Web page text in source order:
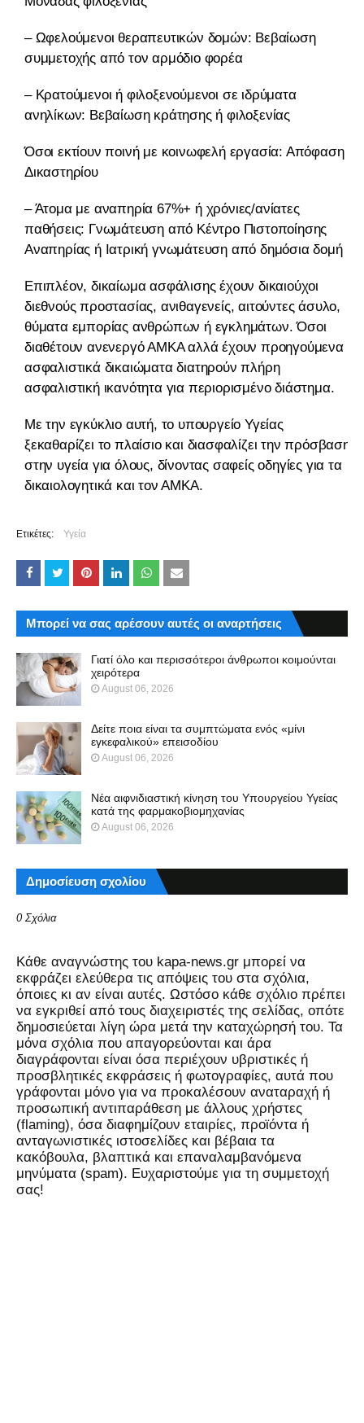
– Ωφελούμενοι θεραπευτικών δομών: Βεβαίωση
συμμετοχής από τον αρμόδιο φορέα
– Κρατούμενοι ή φιλοξενούμενοι σε ιδρύματα
ανηλίκων: Βεβαίωση κράτησης ή φιλοξενίας
Όσοι εκτίουν ποινή με κοινωφελή εργασία: Απόφαση
Δικαστηρίου
– Άτομα με αναπηρία 67%+ ή χρόνιες/ανίατες
παθήσεις: Γνωμάτευση από Κέντρο Πιστοποίησης
Αναπηρίας ή Ιατρική γνωμάτευση από δημόσια δομή
Επιπλέον, δικαίωμα ασφάλισης έχουν δικαιούχοι
διεθνούς προστασίας, ανιθαγενείς, αιτούντες άσυλο,
θύματα εμπορίας ανθρώπων ή εγκλημάτων. Όσοι
διαθέτουν ανενεργό ΑΜΚΑ αλλά έχουν προηγούμενα
ασφαλιστικά δικαιώματα διατηρούν πλήρη
ασφαλιστική ικανότητα για περιορισμένο διάστημα.
Με την εγκύκλιο αυτή, το υπουργείο Υγείας
ξεκαθαρίζει το πλαίσιο και διασφαλίζει την πρόσβαση
στην υγεία για όλους, δίνοντας σαφείς οδηγίες για τα
δικαιολογητικά και τον ΑΜΚΑ.
Ετικέτες: Υγεία
Μπορεί να σας αρέσουν αυτές οι αναρτήσεις
Γιατί όλο και περισσότεροι άνθρωποι κοιμούνται
χειρότερα
August 06, 2026
Δείτε ποια είναι τα συμπτώματα ενός «μίνι
εγκεφαλικού» επεισοδίου
August 06, 2026
Νέα αιφνιδιαστική κίνηση του Υπουργείου Υγείας
κατά της φαρμακοβιομηχανίας
August 06, 2026
Δημοσίευση σχολίου
0 Σχόλια
Kάθε αναγνώστης του kapa-news.gr μπορεί να
εκφράζει ελεύθερα τις απόψεις του στα σχόλια,
όποιες κι αν είναι αυτές. Ωστόσο κάθε σχόλιο πρέπει
να εγκριθεί από τους διαχειριστές της σελίδας, οπότε
δημοσιεύεται λίγη ώρα μετά την καταχώρησή του. Τα
μόνα σχόλια που απαγορεύονται και άρα
διαγράφονται είναι όσα περιέχουν υβριστικές ή
προσβλητικές εκφράσεις ή φωτογραφίες, αυτά που
γράφονται μόνο για να προκαλέσουν αναταραχή ή
προσωπική αντιπαράθεση με άλλους χρήστες
(flaming), όσα διαφημίζουν εταιρίες, προϊόντα ή
ανταγωνιστικές ιστοσελίδες και βέβαια τα
κακόβουλα, βλαπτικά και επαναλαμβανόμενα
μηνύματα (spam). Ευχαριστούμε για τη συμμετοχή
σας!